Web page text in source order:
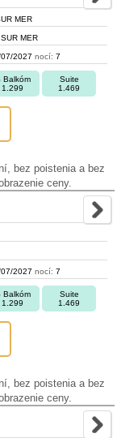
MER
MER
2027 nocí: 7
Balkóm
1.299
Suite
1.469
bez poistenia a bez
ceny.
2027 nocí: 7
Balkóm
1.299
Suite
1.469
bez poistenia a bez
ceny.